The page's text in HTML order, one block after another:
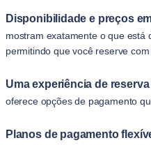
Disponibilidade e preços
mostram exatamente o que está
permitindo que você reserve com
Uma experiência de
oferece opções de pagamento
Planos de pagamento